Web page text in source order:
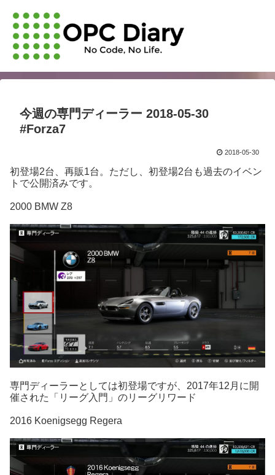
今週の専門ディーラー 2018-05-30
#Forza7
2018-05-30
初登場2台、再販1台。ただし、初登場2台も過去のイベン
トで公開済みです。
2000 BMW Z8
専門ディーラーとしては初登場ですが、2017年12月に開
催された「リーグ入門」のリーグリワード
2016 Koenigsegg Regera